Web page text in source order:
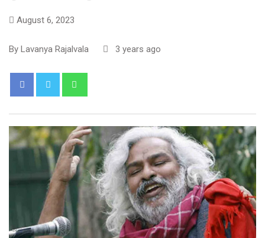
August 6, 2023
By Lavanya Rajalvala 3 years ago